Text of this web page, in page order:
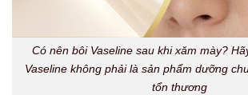
Có nên bôi Vaseline sau khi xăm mày?
Vaseline không phải là sản phẩm dưỡng
tổn thương